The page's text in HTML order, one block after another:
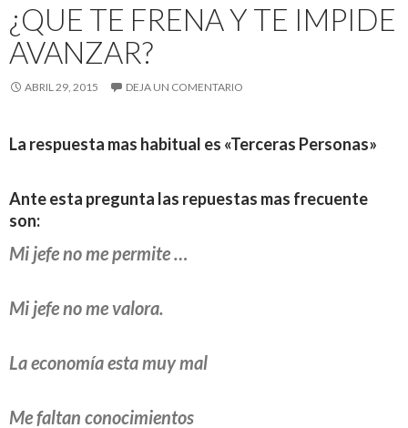
¿QUE TE FRENA Y TE IMPIDE
AVANZAR?
ABRIL 29, 2015 DEJA UN COMENTARIO
La respuesta mas habitual es «Terceras Personas»
Ante esta pregunta las repuestas mas frecuente
son:
Mi jefe no me permite …
Mi jefe no me valora.
La economía esta muy mal
Me faltan conocimientos